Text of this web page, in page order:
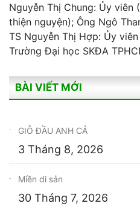
Nguyễn Thị Chung: Ủy viên
thiện nguyện); Ông Ngô
TS Nguyễn Thị Hợp: Ủy
Trường Đại học SKĐA
BÀI VIẾT MỚI
GIỖ ĐẦU ANH CẢ
3 Tháng 8, 2026
Miền di sản
30 Tháng 7, 2026